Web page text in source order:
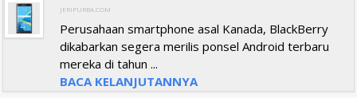
JERIPURBA.COM
Perusahaan smartphone asal Kanada, BlackBerry
dikabarkan segera merilis ponsel Android terbaru
mereka di tahun ...
BACA KELANJUTANNYA